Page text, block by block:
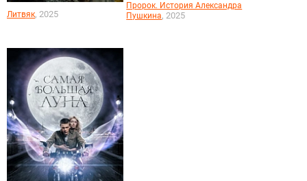
Литвяк, 2025
Пророк. История Александра
Пушкина, 2025